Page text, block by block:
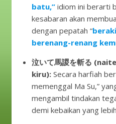
batu,” idiom ini berarti
kesabaran akan
dengan pepatah “
berenang-renang
泣いて馬謖を斬る
kiru): Secara harfiah
memenggal Ma Su,”
mengambil tindakan
demi kebaikan yang